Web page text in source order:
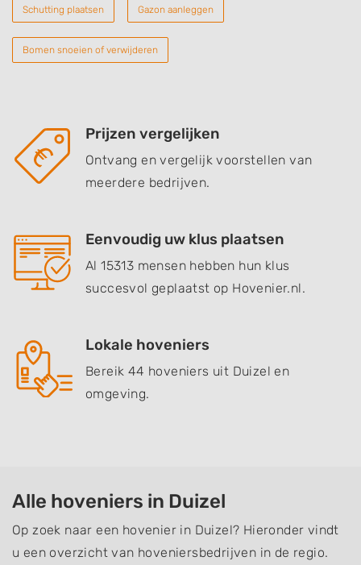
Schutting plaatsen Gazon aanleggen
Bomen snoeien of verwijderen
Prijzen vergelijken
Ontvang en vergelijk voorstellen van
meerdere bedrijven.
Eenvoudig uw klus plaatsen
Al 15313 mensen hebben hun klus
succesvol geplaatst op Hovenier.nl.
Lokale hoveniers
Bereik 44 hoveniers uit Duizel en
omgeving.
Alle hoveniers in Duizel
Op zoek naar een hovenier in Duizel? Hieronder vindt
u een overzicht van hoveniersbedrijven in de regio.